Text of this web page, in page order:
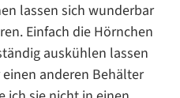
lassen sich wunderbar
Einfach die Hörnchen
auskühlen lassen
anderen Behälter